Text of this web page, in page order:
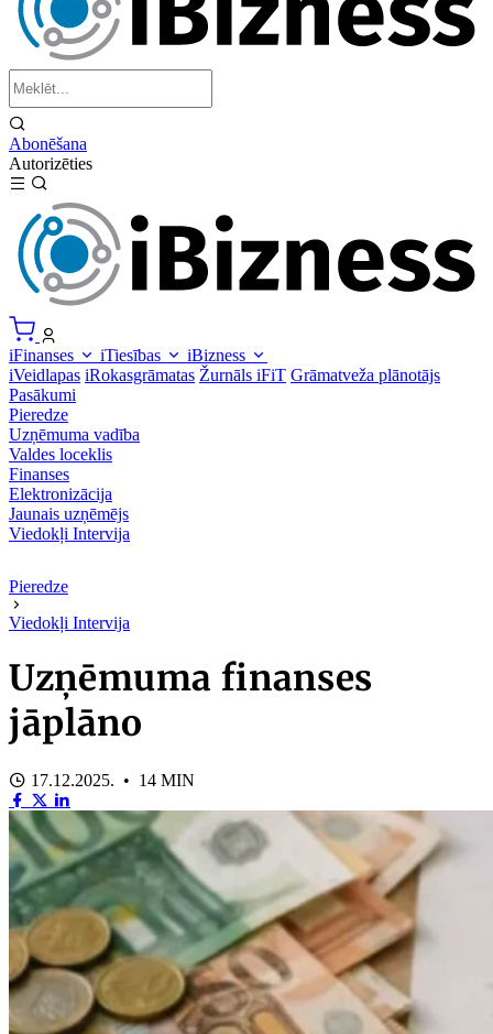
Abonēšana
Autorizēties
iFinanses iTiesības
iBizness
iVeidlapas iRokasgrāmatas Žurnāls iFiT Grāmatveža plānotājs
Pasākumi
Pieredze
Uzņēmuma vadība
Valdes loceklis
Finanses
Elektronizācija
Jaunais uzņēmējs
Viedokļi Intervija
Pieredze
Viedokļi Intervija
Uzņēmuma finanses
jāplāno
17.12.2025. • 14 MIN